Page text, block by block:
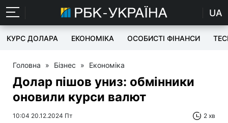
UA
КУРС ДОЛАРА ЕКОНОМІКА ОСОБИСТІ ФІНАНСИ
Головна » Бізнес » Економіка
Долар пішов униз: обмінники
оновили курси валют
10:04 20.12.2024 Пт 2 хв